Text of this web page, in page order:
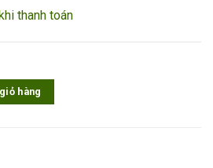
thanh toán
hàng